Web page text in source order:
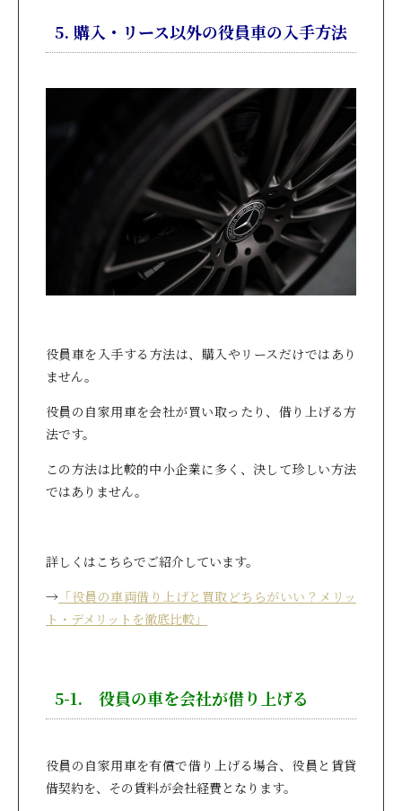
5. 購入・リース以外の役員車の入手方法
役員車を入手する方法は、購入やリースだけではあり
ません。
役員の自家用車を会社が買い取ったり、借り上げる方
法です。
この方法は比較的中小企業に多く、決して珍しい方法
ではありません。
詳しくはこちらでご紹介しています。
→ 「役員の車両借り上げと買取どちらがいい？メリッ
ト・デメリットを徹底比較」
5-1. 役員の車を会社が借り上げる
役員の自家用車を有償で借り上げる場合、役員と賃貸
借契約を、その賃料が会社経費となります。